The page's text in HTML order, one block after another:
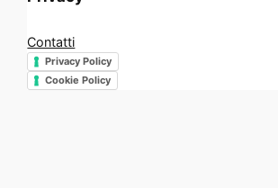
Contatti
Privacy Policy
Cookie Policy